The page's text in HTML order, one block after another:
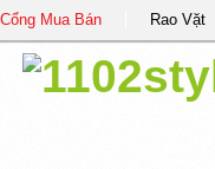
Cổng Mua Bán Rao Vặt